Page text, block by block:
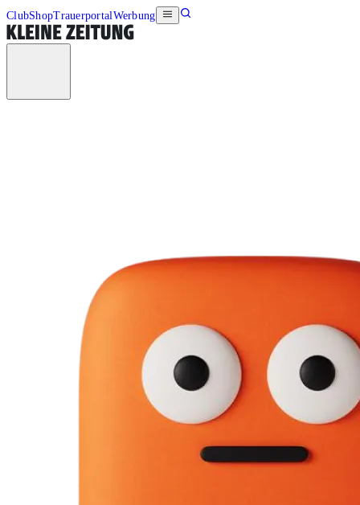
ClubShopTrauerportalWerbung